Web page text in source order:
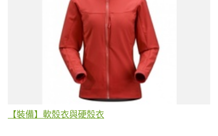
【裝備】軟殼衣與硬殼衣